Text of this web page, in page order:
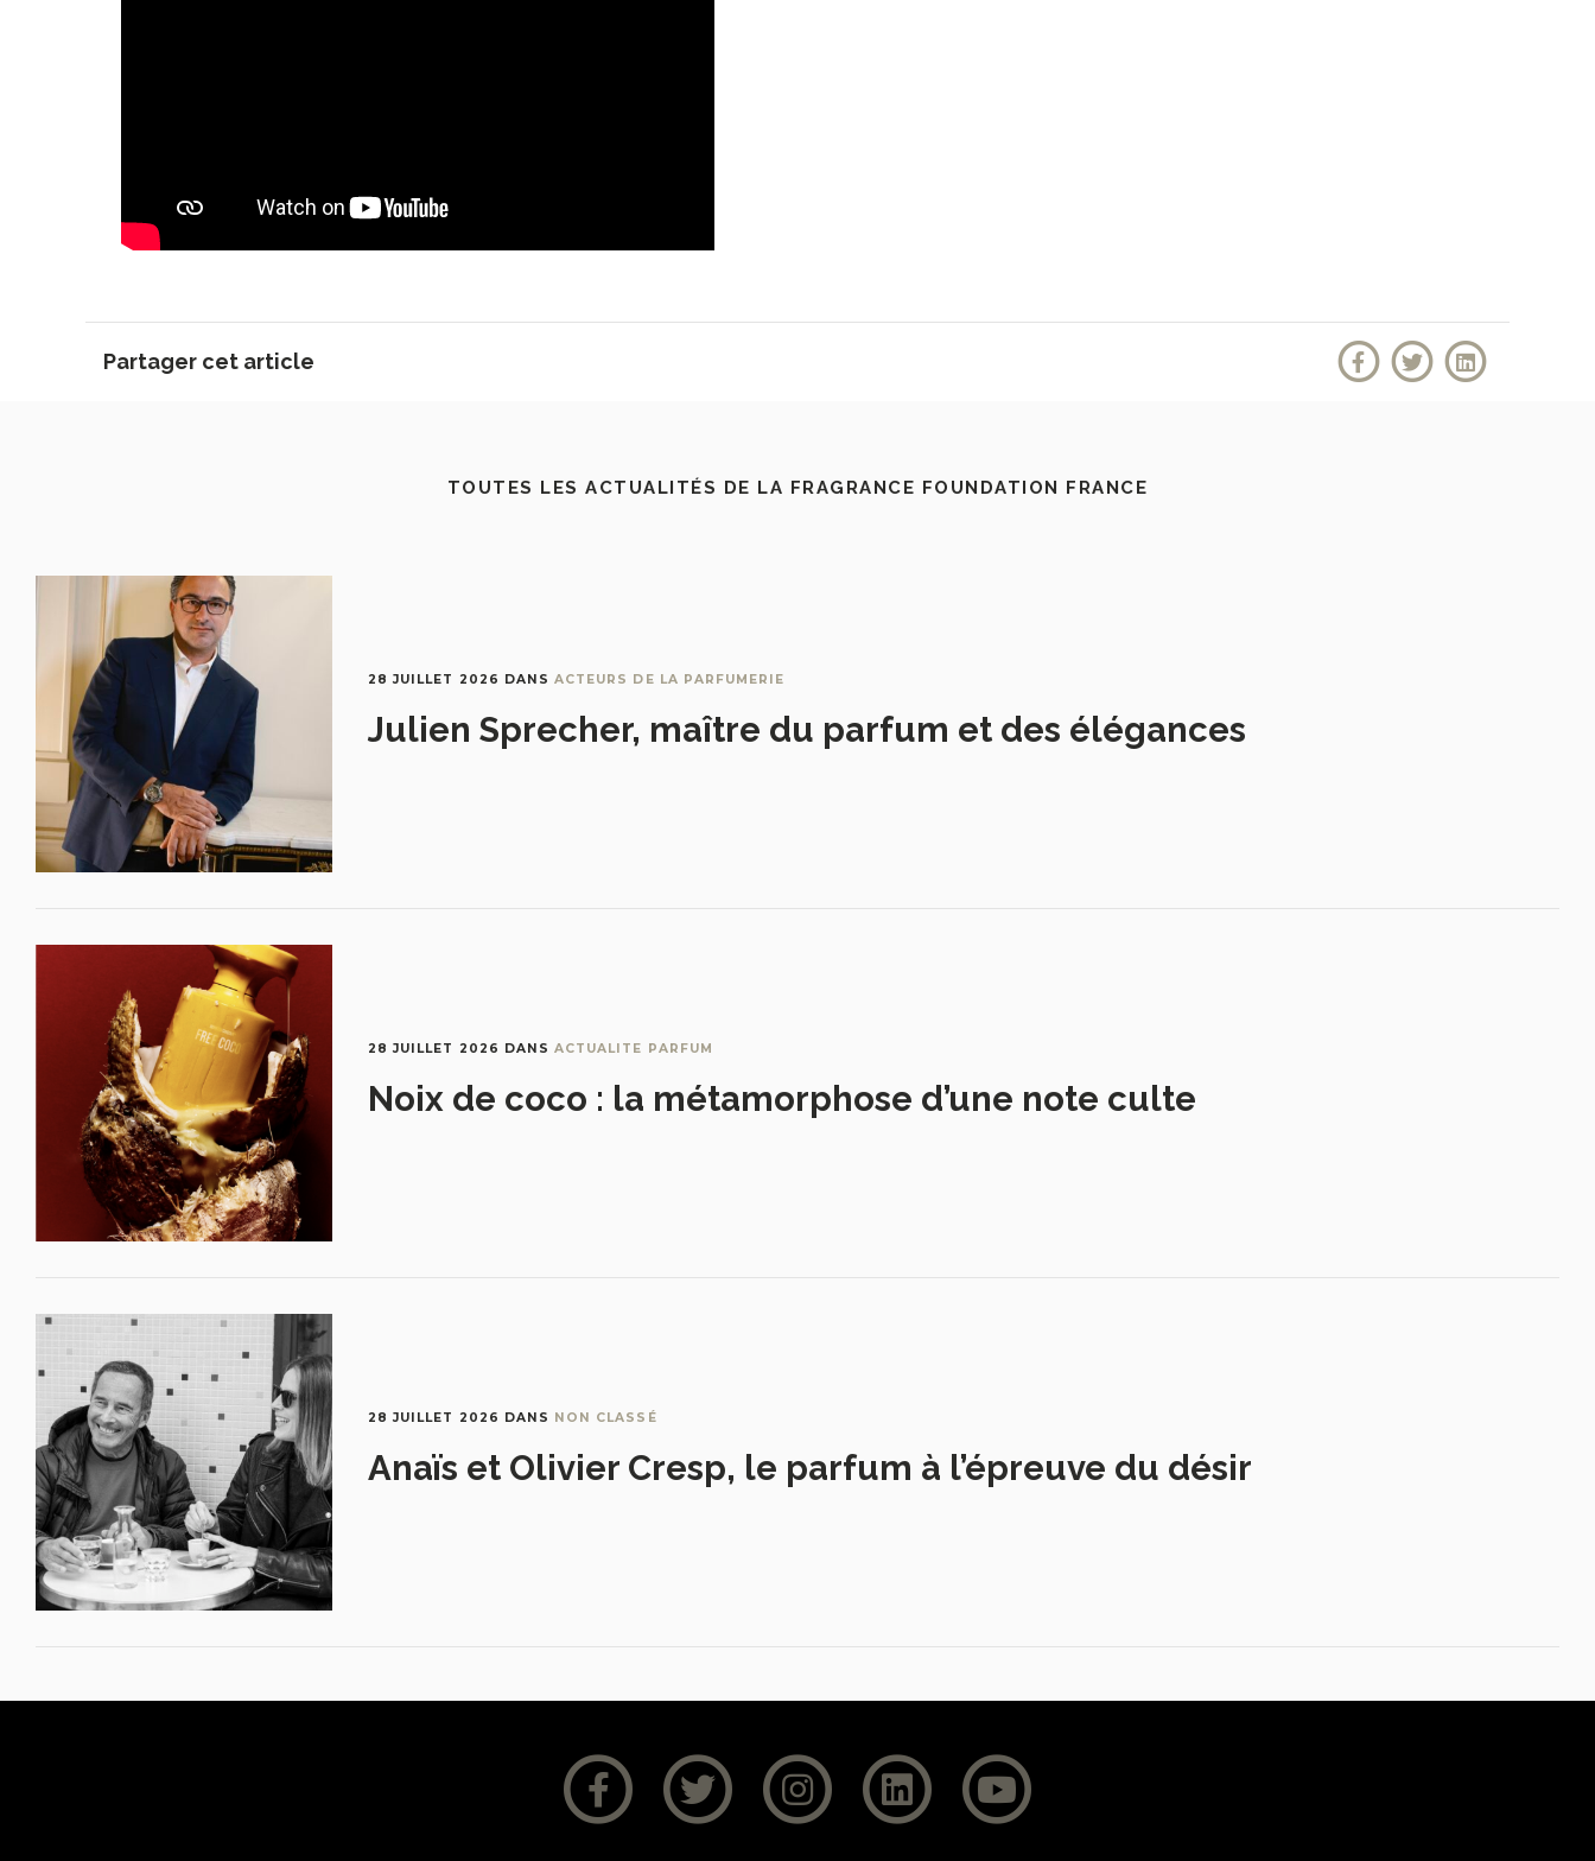
Partager cet article
TOUTES LES ACTUALITÉS DE LA FRAGRANCE FOUNDATION FRANCE
28 JUILLET 2026 DANSACTEURS DE LA PARFUMERIE
Julien Sprecher, maître du parfum et des élégances
28 JUILLET 2026 DANSACTUALITE PARFUM
Noix de coco : la métamorphose d’une note culte
28 JUILLET 2026 DANS NON CLASSÉ
Anaïs et Olivier Cresp, le parfum à l’épreuve du désir